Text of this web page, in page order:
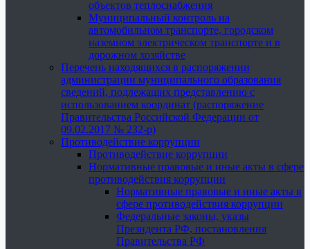
объектов теплоснабжения
Муниципальный контроль на
автомобильном транспорте, городском
наземном электрическом транспорте и в
дорожном хозяйстве
Перечень находящихся в распоряжении
администрации муниципального образования
сведений, подлежащих представлению с
использованием координат (распоряжение
Правительства Российской Федерации от
09.02.2017 № 232-р)
Противодействие коррупции
Противодействие коррупции
Нормативные правовые и иные акты в сфере
противодействия коррупции
Нормативные правовые и иные акты в
сфере противодействия коррупции
Федеральные законы, указы
Президента РФ, постановления
Правительства РФ